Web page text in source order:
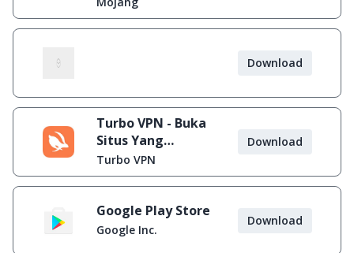
Download
Turbo VPN - Buka
Situs Yang
Diblokir
Turbo VPN
Download
Google Play Store
Google Inc.
Download